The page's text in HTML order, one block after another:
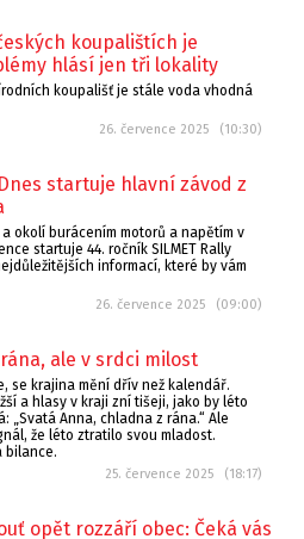
koupalištích je
hlásí jen tři lokality
koupališť je stále voda vhodná
26. července 2025 (10:30)
startuje hlavní závod z
okolí burácením motorů a napětím v
startuje 44. ročník SILMET Rally
informací, které by vám
26. července 2025 (09:00)
ale v srdci milost
se krajina mění dřív než kalendář.
a hlasy v kraji zní tišeji, jako by léto
„Svatá Anna, chladna z rána.“ Ale
že léto ztratilo svou mladost.
bilance.
25. července 2025 (18:17)
opět rozzáří obec: Čeká vás